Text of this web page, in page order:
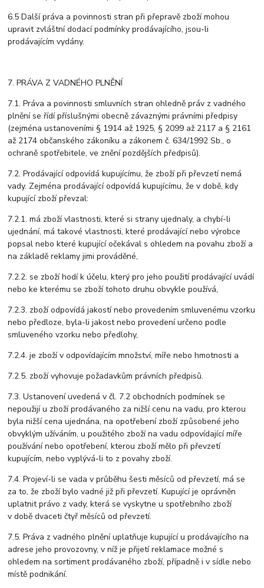
6.5 Další práva a povinnosti stran při přepravě zboží mohou
upravit zvláštní dodací podmínky prodávajícího, jsou-li
prodávajícím vydány.
7. PRÁVA Z VADNÉHO PLNĚNÍ
7.1. Práva a povinnosti smluvních stran ohledně práv z vadného
plnění se řídí příslušnými obecně závaznými právními předpisy
(zejména ustanoveními § 1914 až 1925, § 2099 až 2117 a § 2161
až 2174 občanského zákoníku a zákonem č. 634/1992 Sb., o
ochraně spotřebitele, ve znění pozdějších předpisů).
7.2. Prodávající odpovídá kupujícímu, že zboží při převzetí nemá
vady. Zejména prodávající odpovídá kupujícímu, že v době, kdy
kupující zboží převzal:
7.2.1. má zboží vlastnosti, které si strany ujednaly, a chybí-li
ujednání, má takové vlastnosti, které prodávající nebo výrobce
popsal nebo které kupující očekával s ohledem na povahu zboží a
na základě reklamy jimi prováděné,
7.2.2. se zboží hodí k účelu, který pro jeho použití prodávající uvádí
nebo ke kterému se zboží tohoto druhu obvykle používá,
7.2.3. zboží odpovídá jakostí nebo provedením smluvenému vzorku
nebo předloze, byla-li jakost nebo provedení určeno podle
smluveného vzorku nebo předlohy,
7.2.4. je zboží v odpovídajícím množství, míře nebo hmotnosti a
7.2.5. zboží vyhovuje požadavkům právních předpisů.
7.3. Ustanovení uvedená v čl. 7.2 obchodních podmínek se
nepoužijí u zboží prodávaného za nižší cenu na vadu, pro kterou
byla nižší cena ujednána, na opotřebení zboží způsobené jeho
obvyklým užíváním, u použitého zboží na vadu odpovídající míře
používání nebo opotřebení, kterou zboží mělo při převzetí
kupujícím, nebo vyplývá-li to z povahy zboží.
7.4. Projeví-li se vada v průběhu šesti měsíců od převzetí, má se
za to, že zboží bylo vadné již při převzetí. Kupující je oprávněn
uplatnit právo z vady, která se vyskytne u spotřebního zboží
v době dvaceti čtyř měsíců od převzetí.
7.5. Práva z vadného plnění uplatňuje kupující u prodávajícího na
adrese jeho provozovny, v níž je přijetí reklamace možné s
ohledem na sortiment prodávaného zboží, případně i v sídle nebo
místě podnikání.